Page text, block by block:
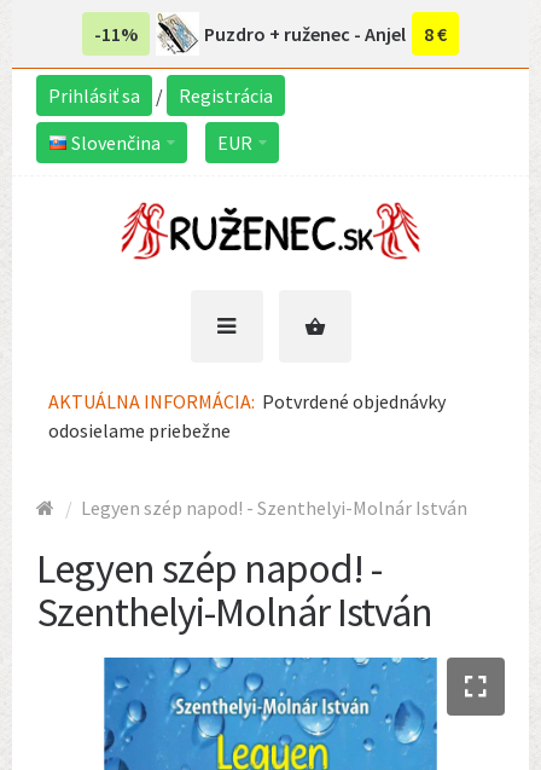
-11% Puzdro + ruženec - Anjel 8 €
Prihlásiť sa /
Registrácia
Slovenčina
EUR
AKTUÁLNA INFORMÁCIA: Potvrdené objednávky
odosielame priebežne
Legyen szép napod! - Szenthelyi-Molnár István
Legyen szép napod! -
Szenthelyi-Molnár István